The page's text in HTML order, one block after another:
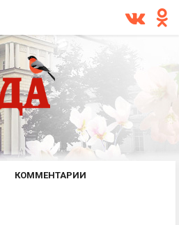
КОММЕНТАРИИ